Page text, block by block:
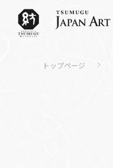
トップページ